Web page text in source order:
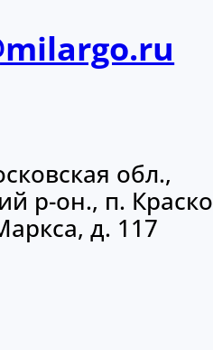
обл.,
р-он., п.
д. 117